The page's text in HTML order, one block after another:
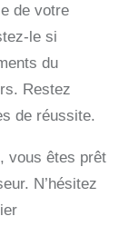
de votre
le si
du
Restez
de réussite.
vous êtes prêt
N’hésitez